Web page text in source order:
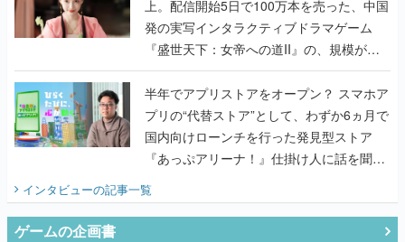
上。配信開始5日で100万本を売った、中国
発の実写インタラクティブドラマゲーム
『盛世天下：女帝への道II』の、規模が違
うこだわりをプロデューサーに聞いた
半年でアプリストアをオープン？ スマホア
プリの“代替ストア”として、わずか6ヵ月で
国内向けローンチを行った発見型ストア
『あっぷアリーナ！』仕掛け人に話を聞い
インタビューの記事一覧
ゲームの企画書